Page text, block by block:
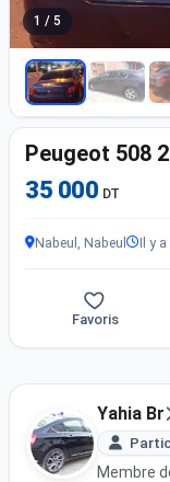
1 / 5
Peugeot 508
35 000 DT
Nabeul, Nabeul Il y
Favoris
Yahia Br
Membre